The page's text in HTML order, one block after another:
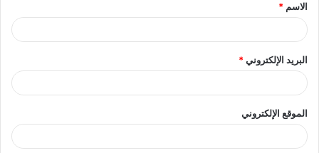
*
الاسم *
البريد الإلكتروني*
الموقع الإلكتروني